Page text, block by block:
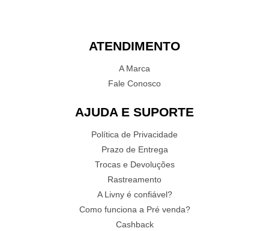
ATENDIMENTO
A Marca
Fale Conosco
AJUDA E SUPORTE
Política de Privacidade
Prazo de Entrega
Trocas e Devoluções
Rastreamento
A Livny é confiável?
Como funciona a Pré venda?
Cashback